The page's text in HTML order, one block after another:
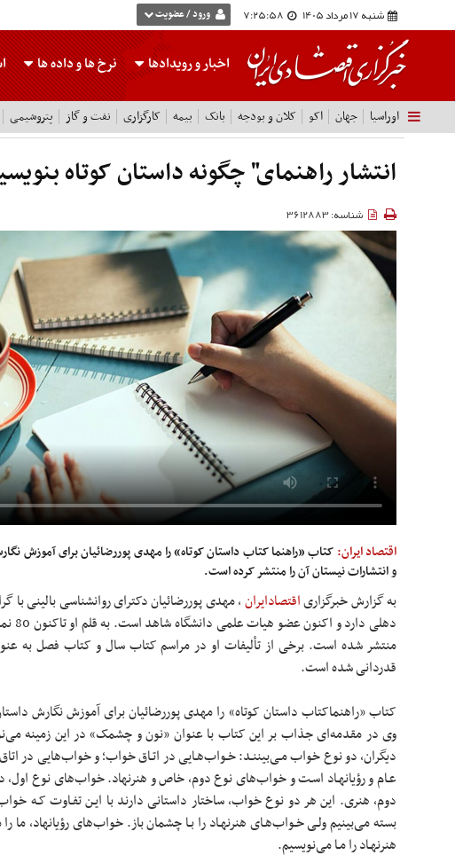
شنبه 17 مرداد 1405 7:25:59 ورود / عضویت
اخبار و رویدادها نرخ هاو داده ها
اوراسیا جهان اکو کلان و بودجه بانک بیمه کارگزاری نفت و گاز پتروشیمی
انتشار راهنمای" چگونه داستان کوتاه
شناسه: 3612883
اقتصاد ایران: کتاب «راهنما کتاب داستان کوتاه» را مهدی پوررضائیان برای آموزش
و انتشارات نیستان آن را منتشر کرده است.
به گزارش خبرگزاریاقتصادایران،مهدی پوررضائیان دکترای روانشناسی بالینی با
منتشر شده است. برخی از تألیفات او در مراسم کتاب سال و کتاب فصل به
قدردانی شده است.
کتاب «راهنماکتاب داستان کوتاه» را مهدی پوررضائیان برای آموزش نگارش
وی در مقدمه‌ای جذاب بر این کتاب با عنوان «نون و چشمک» در این زمینه
دیگران، دو نوع خواب مـی‌بیننـد: خـواب‌هـایی در اتـاق خواب؛ و خواب‌هایی در
عـام و رؤیانهـاد اسـت و خواب‌های نوع دوم، خاص و هنرنهاد. خواب‌های نوع
دوم، هنری. این هر دو نوع خواب، ساختار داستانی دارند با ایـن تفـاوت کـه
بسته می‌بینیم ولـی خـواب‌هـای هنرنهـاد را بـا چشمان باز. خواب‌های رؤیانهاد،
هنرنهـاد را مـا می‌نویسیم.